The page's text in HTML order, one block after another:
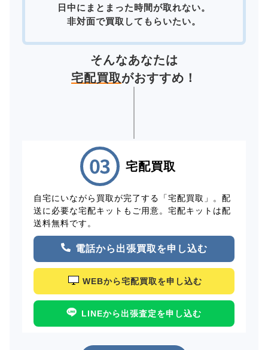
日中にまとまった時間が取れない。
非対面で買取してもらいたい。
そんなあなたは
宅配買取がおすすめ！
宅配買取
自宅にいながら買取が完了する「宅配買取」。配
送に必要な宅配キットもご用意。宅配キットは配
送料無料です。
電話から出張買取を申し込む
WEBから宅配買取を申し込む
LINEから出張査定を申し込む